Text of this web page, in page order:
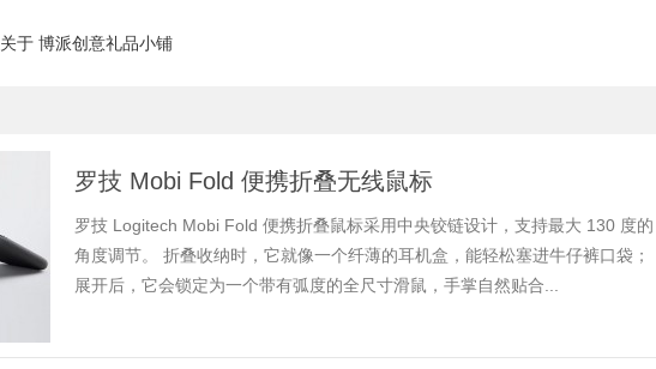
关于 博派创意礼品小铺
罗技 Mobi Fold 便携折叠无线鼠标
罗技 Logitech Mobi Fold 便携折叠鼠标采用中央铰链设计，支持最大 130 度的
角度调节。 折叠收纳时，它就像一个纤薄的耳机盒，能轻松塞进牛仔裤口袋；
展开后，它会锁定为一个带有弧度的全尺寸滑鼠，手掌自然贴合...